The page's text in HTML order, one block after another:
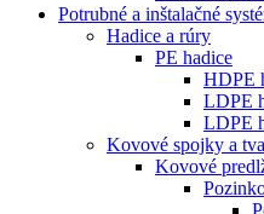
Potrubné a inštalačné
Hadice a rúry
PE hadice
HDPE
LDPE
LDPE
Kovové spojky a
Kovové